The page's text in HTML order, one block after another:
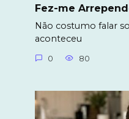
Fez-me
Não costumo falar
aconteceu
0 80